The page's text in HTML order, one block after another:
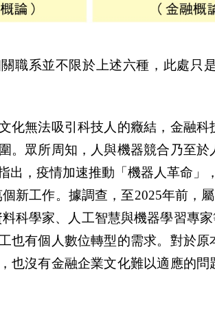
職系並不限於上述六種，此處只
化無法吸引科技人的癥結，金融
。眾所周知，人與機器競合乃至
出，疫情加速推動「機器人革命」
新工作。據調查，至2025年前，
科學家、人工智慧與機器學習專
也有個人數位轉型的需求。對於
也沒有金融企業文化難以適應的